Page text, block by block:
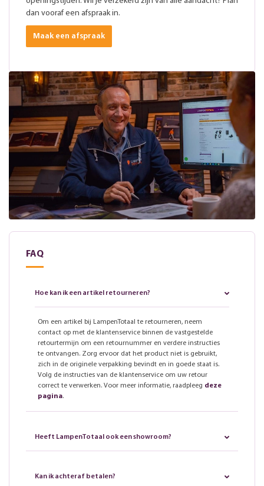
dan vooraf een afspraak in.
Maak een afspraak
FAQ
Hoe kan ik een artikel retourneren?
Om een artikel bij LampenTotaal te retourneren, neem
contact op met de klantenservice binnen de vastgestelde
retourtermijn om een retournummer en verdere instructies
te ontvangen. Zorg ervoor dat het product niet is gebruikt,
zich in de originele verpakking bevindt en in goede staat is.
Volg de instructies van de klantenservice om uw retour
correct te verwerken. Voor meer informatie, raadpleeg deze
pagina.
Heeft LampenTotaal ook een showroom?
Kan ik achteraf betalen?